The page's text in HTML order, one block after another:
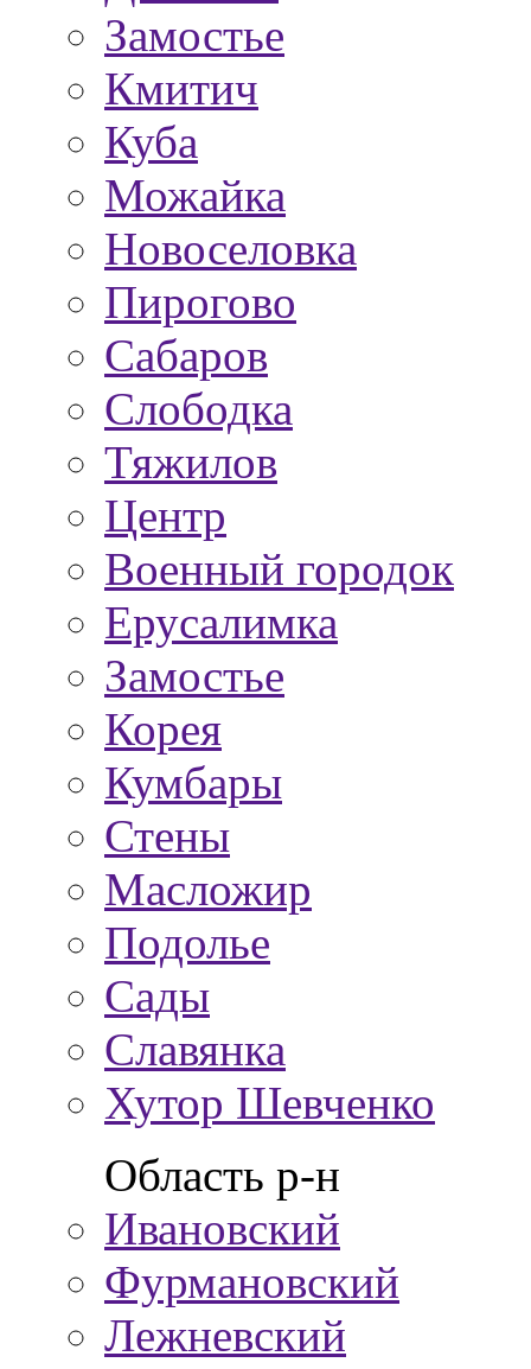
Замостье
Кмитич
Куба
Можайка
Новоселовка
Пирогово
Сабаров
Слободка
Тяжилов
Центр
Военный городок
Ерусалимка
Замостье
Корея
Кумбары
Стены
Масложир
Подолье
Сады
Славянка
Хутор Шевченко
Область р-н
Ивановский
Фурмановский
Лежневский